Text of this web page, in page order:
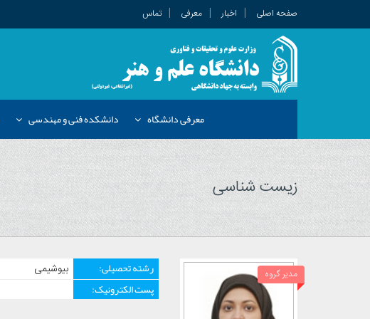
صفحه اصلی اخبار معرفی تماس
معرفی دانشگاه دانشکده فنی و مهندسی
زیست شناسی
مدیر گروه رشته تحصیلی: بیوشیمی
پست الکترونیک: